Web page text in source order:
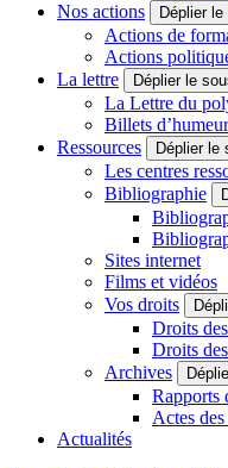
Nos actions
Déplier
Actions de
Actions
La lettre
Déplier le
La Lettre du
Billets d’humeur
Ressources
Déplier le
Les centres
Bibliographie
Sites internet
Films et vidéos
Vos droits
Droits
Droits
Archives
Rapports
Actes
Actualités